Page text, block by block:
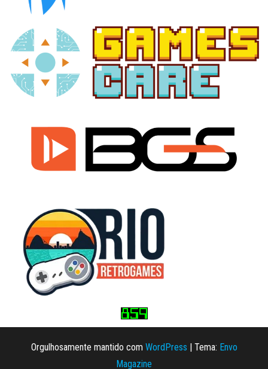
Orgulhosamente mantido com WordPress | Tema: Envo
Magazine